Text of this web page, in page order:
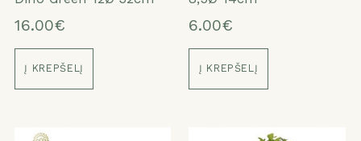
16.00€
Į KREPŠELĮ
6.00€
Į KREPŠELĮ